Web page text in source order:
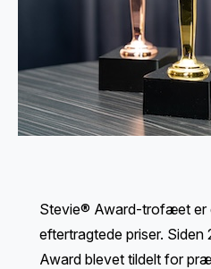
Stevie® Award-trofæet er
eftertragtede priser.
Award blevet tildelt for